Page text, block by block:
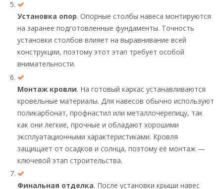
Установка опор. Опорные столбы навеса монтируются
на заранее подготовленные фундаменты. Точность
установки столбов влияет на выравнивание всей
конструкции, поэтому этот этап требует особой
внимательности.
Монтаж кровли. На готовый каркас устанавливаются
кровельные материалы. Для навесов обычно используют
поликарбонат, профнастил или металлочерепицу, так
как они легкие, прочные и обладают хорошими
эксплуатационными характеристиками. Кровля
защищает от осадков и солнца, поэтому её монтаж —
ключевой этап строительства.
Финальная отделка. После установки крыши навес